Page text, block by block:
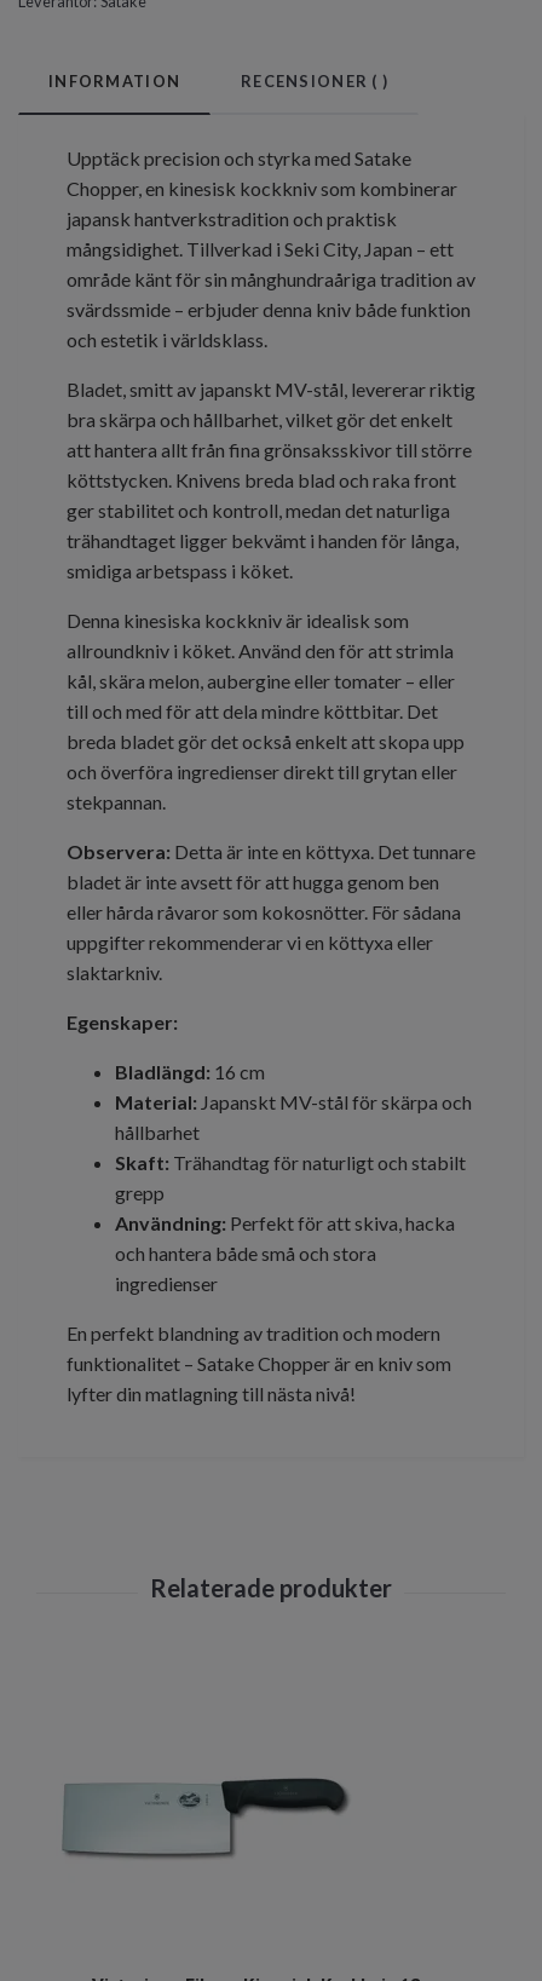
INFORMATION RECENSIONER ( )
Upptäck precision och styrka med Satake
Chopper, en kinesisk kockkniv som kombinerar
japansk hantverkstradition och praktisk
mångsidighet. Tillverkad i Seki City, Japan – ett
område känt för sin månghundraåriga tradition av
svärdssmide – erbjuder denna kniv både funktion
och estetik i världsklass.
Bladet, smitt av japanskt MV-stål, levererar riktig
bra skärpa och hållbarhet, vilket gör det enkelt
att hantera allt från fina grönsaksskivor till större
köttstycken. Knivens breda blad och raka front
ger stabilitet och kontroll, medan det naturliga
trähandtaget ligger bekvämt i handen för långa,
smidiga arbetspass i köket.
Denna kinesiska kockkniv är idealisk som
allroundkniv i köket. Använd den för att strimla
kål, skära melon, aubergine eller tomater – eller
till och med för att dela mindre köttbitar. Det
breda bladet gör det också enkelt att skopa upp
och överföra ingredienser direkt till grytan eller
stekpannan.
Observera: Detta är inte en köttyxa. Det tunnare
bladet är inte avsett för att hugga genom ben
eller hårda råvaror som kokosnötter. För sådana
uppgifter rekommenderar vi en köttyxa eller
slaktarkniv.
Egenskaper:
Bladlängd: 16 cm
Material: Japanskt MV-stål för skärpa och
hållbarhet
Skaft: Trähandtag för naturligt och stabilt
grepp
Användning: Perfekt för att skiva, hacka
och hantera både små och stora
ingredienser
En perfekt blandning av tradition och modern
funktionalitet – Satake Chopper är en kniv som
lyfter din matlagning till nästa nivå!